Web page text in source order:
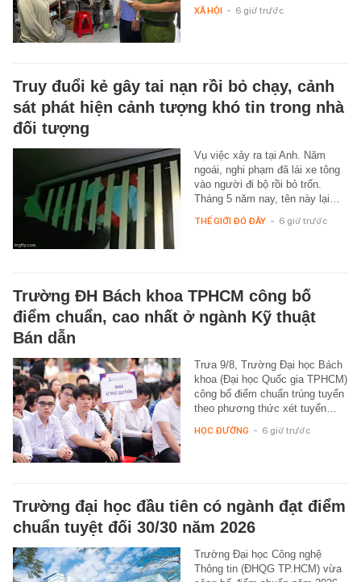
XÃ HỘI - 6 giờ trước
Truy đuổi kẻ gây tai nạn rồi bỏ chạy, cảnh
sát phát hiện cảnh tượng khó tin trong nhà
đối tượng
Vụ việc xảy ra tại Anh. Năm
ngoái, nghi phạm đã lái xe tông
vào người đi bộ rồi bỏ trốn.
Tháng 5 năm nay, tên này lại…
THẾ GIỚI ĐÓ ĐÂY - 6 giờ trước
Trường ĐH Bách khoa TPHCM công bố
điểm chuẩn, cao nhất ở ngành Kỹ thuật
Bán dẫn
Trưa 9/8, Trường Đại học Bách
khoa (Đại học Quốc gia TPHCM)
công bố điểm chuẩn trúng tuyển
theo phương thức xét tuyển…
HỌC ĐƯỜNG - 6 giờ trước
Trường đại học đầu tiên có ngành đạt điểm
chuẩn tuyệt đối 30/30 năm 2026
Trường Đại học Công nghệ
Thông tin (ĐHQG TP.HCM) vừa